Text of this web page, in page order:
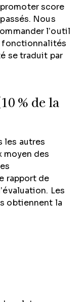
score
Nous
l’outil
fonctionnalités
se traduit par
% de la
les autres
moyen des
rapport de
Les
obtiennent la